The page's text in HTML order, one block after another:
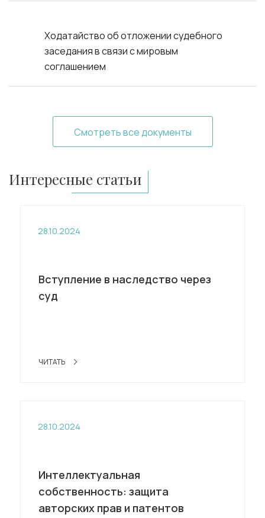
Ходатайство об отложении судебного
заседания в связи с мировым
соглашением
Смотреть все документы
Интересные статьи
28.10.2024
Вступление в наследство через
суд
ЧИТАТЬ
28.10.2024
Интеллектуальная
собственность: защита
авторских прав и патентов